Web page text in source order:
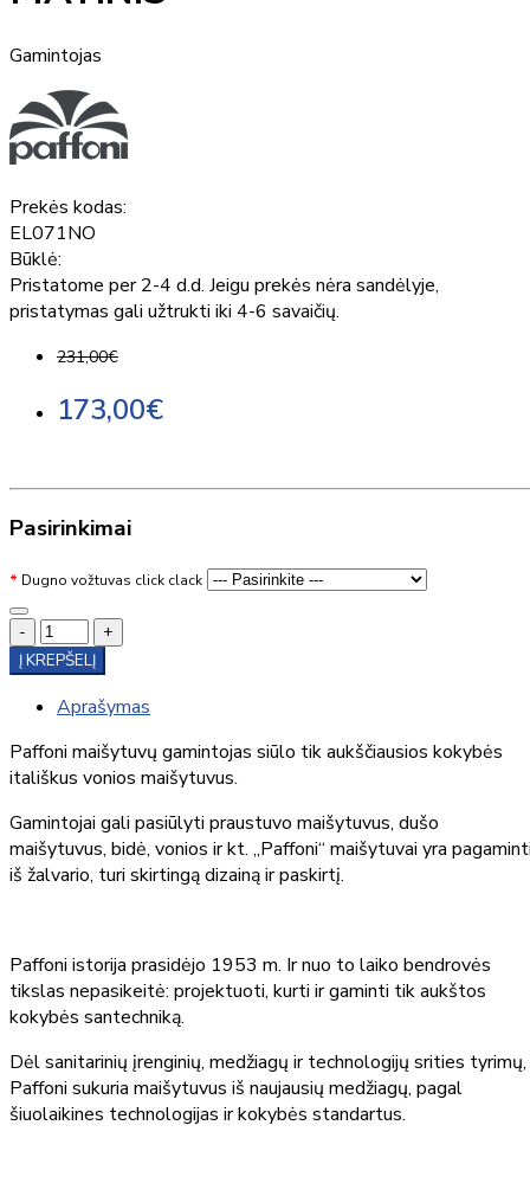
Gamintojas
Prekės kodas:
EL071NO
Būklė:
Pristatome per 2-4 d.d. Jeigu prekės nėra sandėlyje,
pristatymas gali užtrukti iki 4-6 savaičių.
231,00€
173,00€
Pasirinkimai
Dugno vožtuvas click clack
-
+
Į KREPŠELĮ
Aprašymas
Paffoni maišytuvų gamintojas siūlo tik aukščiausios kokybės
itališkus vonios maišytuvus.
Gamintojai gali pasiūlyti praustuvo maišytuvus, dušo
maišytuvus, bidė, vonios ir kt. „Paffoni“ maišytuvai yra
iš žalvario, turi skirtingą dizainą ir paskirtį.
Paffoni istorija prasidėjo 1953 m. Ir nuo to laiko bendrovės
tikslas nepasikeitė: projektuoti, kurti ir gaminti tik aukštos
kokybės santechniką.
Dėl sanitarinių įrenginių, medžiagų ir technologijų srities tyrimų,
Paffoni sukuria maišytuvus iš naujausių medžiagų, pagal
šiuolaikines technologijas ir kokybės standartus.